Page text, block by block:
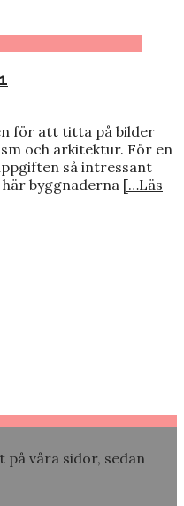
för att titta på bilder
och arkitektur. För en
så intressant
byggnaderna […Läs
på våra sidor, sedan